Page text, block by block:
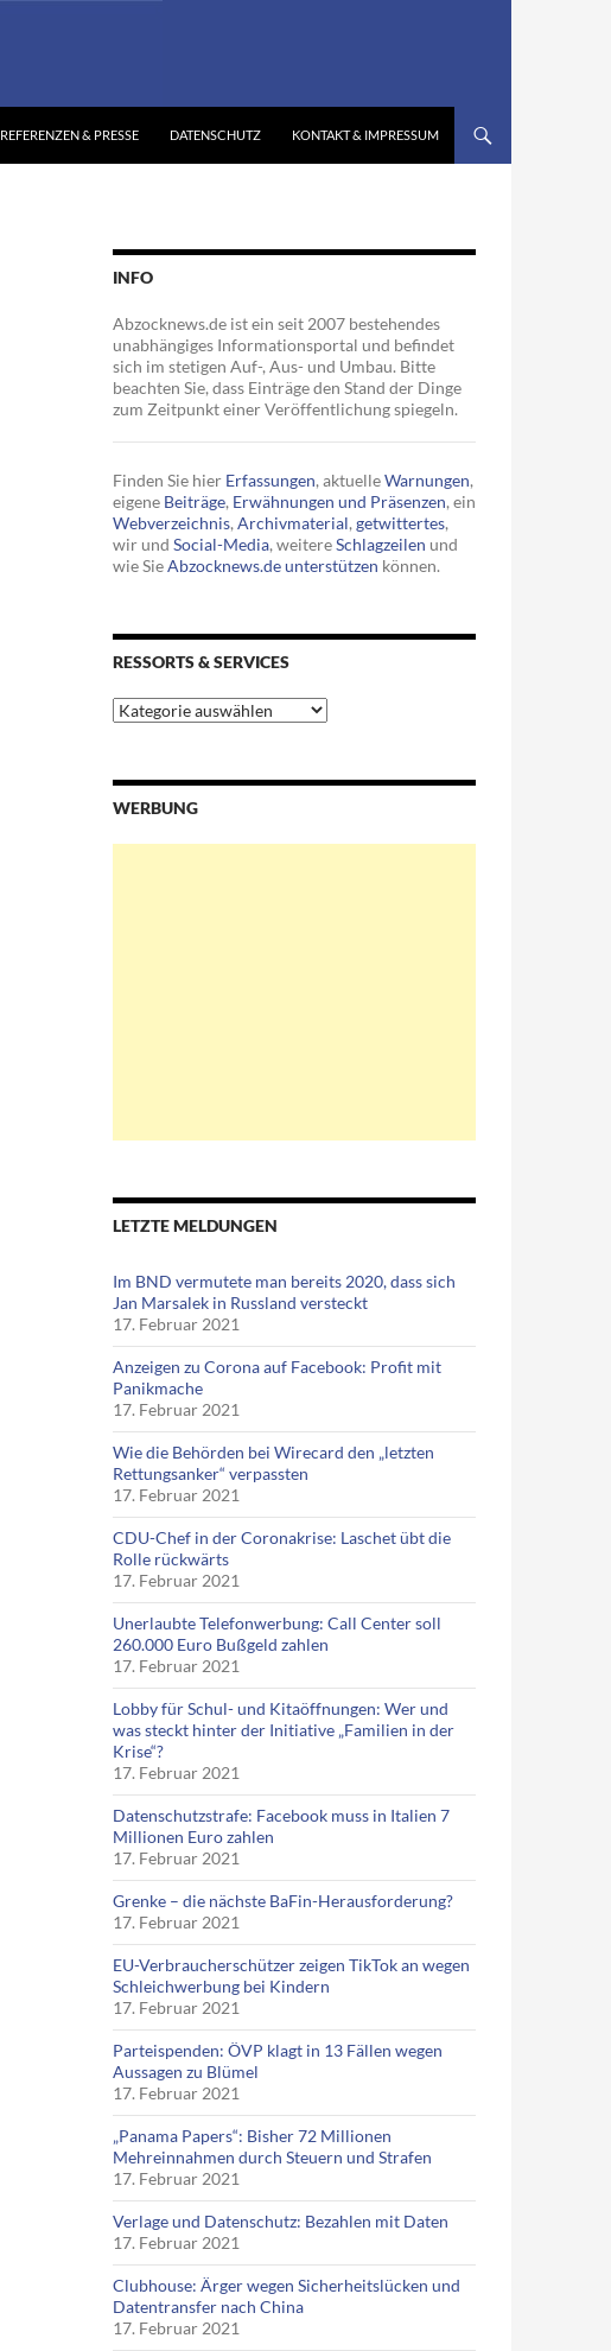
REFERENZEN & PRESSE DATENSCHUTZ KONTAKT & IMPRESSUM
INFO
Abzocknews.de ist ein seit 2007 bestehendes
unabhängiges Informationsportal und befindet
sich im stetigen Auf-, Aus- und Umbau. Bitte
beachten Sie, dass Einträge den Stand der Dinge
zum Zeitpunkt einer Veröffentlichung spiegeln.
Finden Sie hier Erfassungen, aktuelleWarnungen,
eigene Beiträge, Erwähnungen und Präsenzen, ein
Webverzeichnis, Archivmaterial, getwittertes,
wir und Social-Media, weitereSchlagzeilen und
wie SieAbzocknews.de unterstützen können.
RESSORTS & SERVICES
Ressorts
&
WERBUNG
LETZTE MELDUNGEN
Im BND vermutete man bereits 2020, dass sich
Jan Marsalek in Russland versteckt
17. Februar 2021
Anzeigen zu Corona auf Facebook: Profit mit
Panikmache
17. Februar 2021
Wie die Behörden bei Wirecard den „letzten
Rettungsanker“ verpassten
17. Februar 2021
CDU-Chef in der Coronakrise: Laschet übt die
Rolle rückwärts
17. Februar 2021
Unerlaubte Telefonwerbung: Call Center soll
260.000 Euro Bußgeld zahlen
17. Februar 2021
Lobby für Schul- und Kitaöffnungen: Wer und
was steckt hinter der Initiative „Familien in der
Krise“?
17. Februar 2021
Datenschutzstrafe: Facebook muss in Italien 7
Millionen Euro zahlen
17. Februar 2021
Grenke – die nächste BaFin-Herausforderung?
17. Februar 2021
EU-Verbraucherschützer zeigen TikTok an wegen
Schleichwerbung bei Kindern
17. Februar 2021
Parteispenden: ÖVP klagt in 13 Fällen wegen
Aussagen zu Blümel
17. Februar 2021
„Panama Papers“: Bisher 72 Millionen
Mehreinnahmen durch Steuern und Strafen
17. Februar 2021
Verlage und Datenschutz: Bezahlen mit Daten
17. Februar 2021
Clubhouse: Ärger wegen Sicherheitslücken und
Datentransfer nach China
17. Februar 2021